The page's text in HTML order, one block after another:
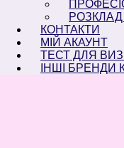
КОНТАКТИ
МІЙ АКАУНТ
ТЕСТ ДЛЯ
ІНШІ БРЕНДИ